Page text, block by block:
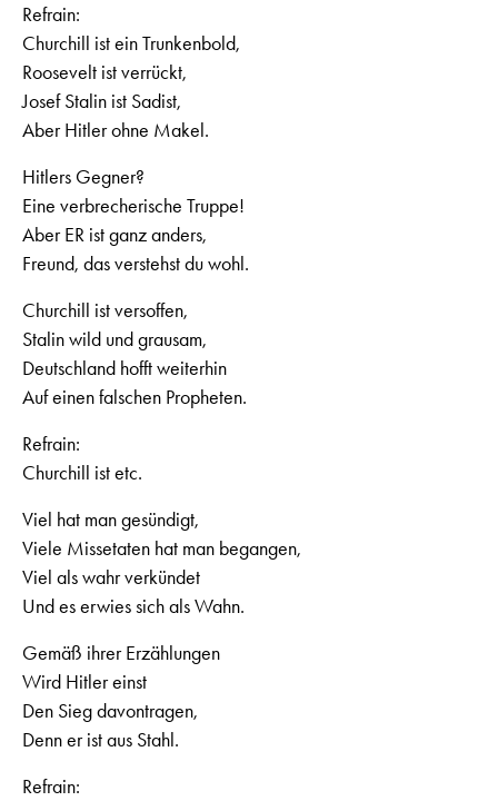
Refrain:
Churchill ist ein Trunkenbold,
Roosevelt ist verrückt,
Josef Stalin ist Sadist,
Aber Hitler ohne Makel.
Hitlers Gegner?
Eine verbrecherische Truppe!
Aber ER ist ganz anders,
Freund, das verstehst du wohl.
Churchill ist versoffen,
Stalin wild und grausam,
Deutschland hofft weiterhin
Auf einen falschen Propheten.
Refrain:
Churchill ist etc.
Viel hat man gesündigt,
Viele Missetaten hat man begangen,
Viel als wahr verkündet
Und es erwies sich als Wahn.
Gemäß ihrer Erzählungen
Wird Hitler einst
Den Sieg davontragen,
Denn er ist aus Stahl.
Refrain: